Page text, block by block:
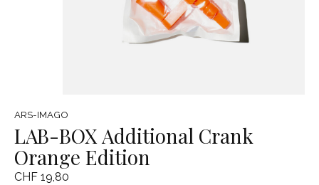
ARS-IMAGO
LAB-BOX Additional Crank
Orange Edition
CHF 19,80